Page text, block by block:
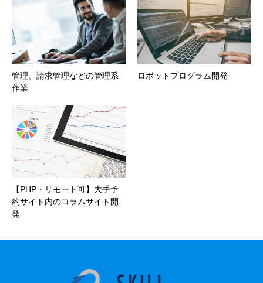
管理、請求管理などの管理系
作業
ロボットプログラム開発
【PHP・リモート可】大手予
約サイト内のコラムサイト開
発